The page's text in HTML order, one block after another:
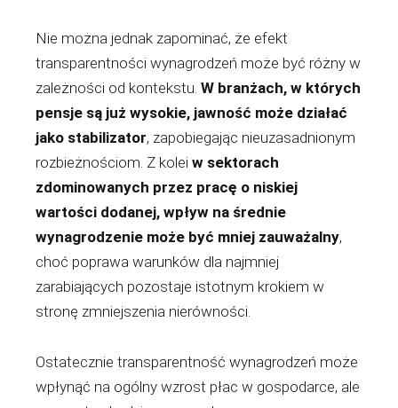
Nie można jednak zapominać, że efekt
transparentności wynagrodzeń może być różny w
zależności od kontekstu.W branżach, w których
pensje są już wysokie, jawność może działać
jako stabilizator, zapobiegając nieuzasadnionym
rozbieżnościom. Z koleiw sektorach
zdominowanych przez pracę o niskiej
wartości dodanej, wpływ na średnie
wynagrodzenie może być mniej zauważalny,
choć poprawa warunków dla najmniej
zarabiających pozostaje istotnym krokiem w
stronę zmniejszenia nierówności.
Ostatecznie transparentność wynagrodzeń może
wpłynąć na ogólny wzrost płac w gospodarce, ale